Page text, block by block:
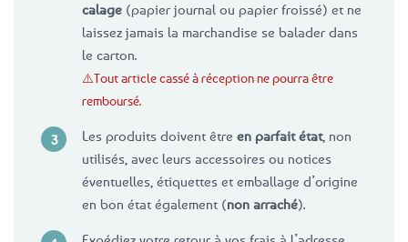
calage (papier journal ou papier froissé) et ne
laissez jamais la marchandise se balader dans
le carton.
⚠️Tout article cassé à réception ne pourra être
remboursé.
Les produits doivent être en parfait état, non
utilisés, avec leurs accessoires ou notices
éventuelles, étiquettes et emballage d’origine
en bon état également (non arraché).